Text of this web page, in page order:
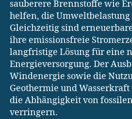
sauberere Brennstoffe wie
helfen, die
Gleichzeitig sind
ihre emissionsfreie
langfristige Lösung für eine
Energieversorgung. Der
Windenergie sowie die
Geothermie und
die Abhängigkeit von
verringern.